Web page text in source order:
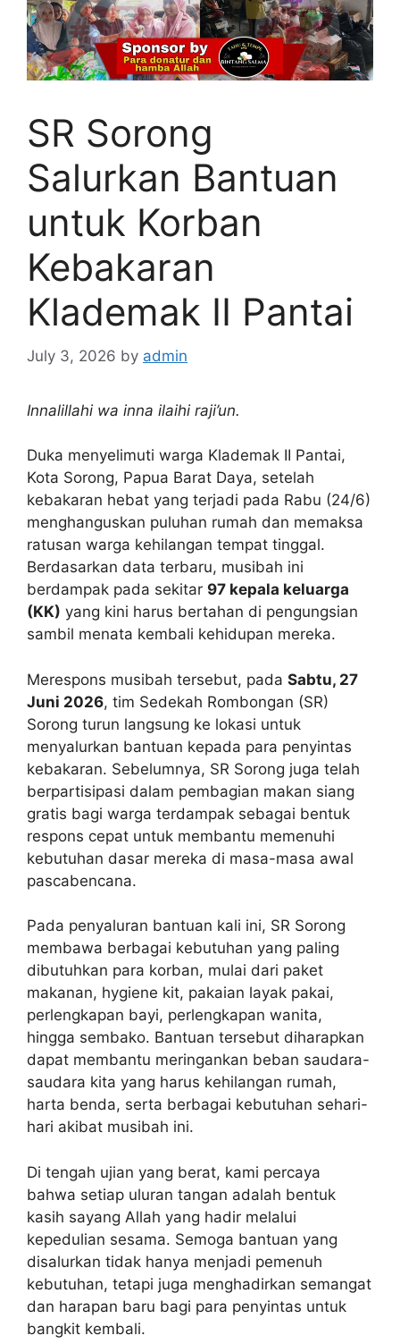
SR Sorong
Salurkan Bantuan
untuk Korban
Kebakaran
Klademak II Pantai
July 3, 2026 by admin
Innalillahi wa inna ilaihi raji’un.
Duka menyelimuti warga Klademak II Pantai,
Kota Sorong, Papua Barat Daya, setelah
kebakaran hebat yang terjadi pada Rabu (24/6)
menghanguskan puluhan rumah dan memaksa
ratusan warga kehilangan tempat tinggal.
Berdasarkan data terbaru, musibah ini
berdampak pada sekitar 97 kepala keluarga
(KK) yang kini harus bertahan di pengungsian
sambil menata kembali kehidupan mereka.
Merespons musibah tersebut, pada Sabtu, 27
Juni 2026, tim Sedekah Rombongan (SR)
Sorong turun langsung ke lokasi untuk
menyalurkan bantuan kepada para penyintas
kebakaran. Sebelumnya, SR Sorong juga telah
berpartisipasi dalam pembagian makan siang
gratis bagi warga terdampak sebagai bentuk
respons cepat untuk membantu memenuhi
kebutuhan dasar mereka di masa-masa awal
pascabencana.
Pada penyaluran bantuan kali ini, SR Sorong
membawa berbagai kebutuhan yang paling
dibutuhkan para korban, mulai dari paket
makanan, hygiene kit, pakaian layak pakai,
perlengkapan bayi, perlengkapan wanita,
hingga sembako. Bantuan tersebut diharapkan
dapat membantu meringankan beban saudara-
saudara kita yang harus kehilangan rumah,
harta benda, serta berbagai kebutuhan sehari-
hari akibat musibah ini.
Di tengah ujian yang berat, kami percaya
bahwa setiap uluran tangan adalah bentuk
kasih sayang Allah yang hadir melalui
kepedulian sesama. Semoga bantuan yang
disalurkan tidak hanya menjadi pemenuh
kebutuhan, tetapi juga menghadirkan semangat
dan harapan baru bagi para penyintas untuk
bangkit kembali.